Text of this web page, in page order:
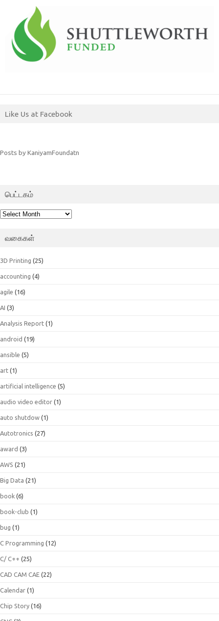
Like Us at Facebook
Posts by KaniyamFoundatn
பெட்டகம்
பெட்டகம்
வகைகள்
3D Printing (25)
accounting (4)
agile (16)
AI (3)
Analysis Report (1)
android (19)
ansible (5)
art (1)
artificial intelligence (5)
audio video editor (1)
auto shutdow (1)
Autotronics (27)
award (3)
AWS (21)
Big Data (21)
book (6)
book-club (1)
bug (1)
C Programming (12)
C/ C++ (25)
CAD CAM CAE (22)
Calendar (1)
Chip Story (16)